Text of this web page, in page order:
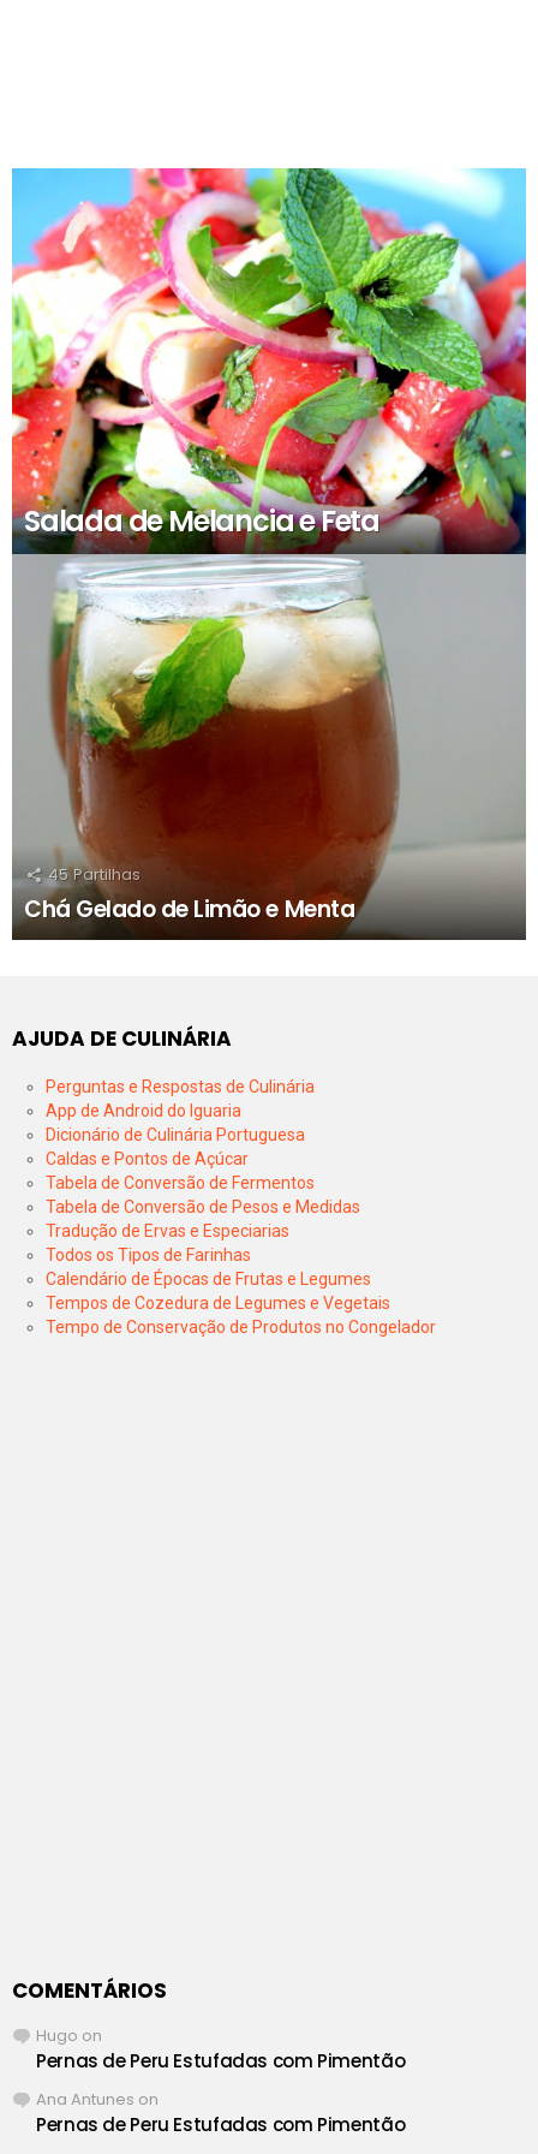
RECOMENDADOS
Salada de Melancia e Feta
45 Partilhas
Chá Gelado de Limão e Menta
AJUDA DE CULINÁRIA
Perguntas e Respostas de Culinária
App de Android do Iguaria
Dicionário de Culinária Portuguesa
Caldas e Pontos de Açúcar
Tabela de Conversão de Fermentos
Tabela de Conversão de Pesos e Medidas
Tradução de Ervas e Especiarias
Todos os Tipos de Farinhas
Calendário de Épocas de Frutas e Legumes
Tempos de Cozedura de Legumes e Vegetais
Tempo de Conservação de Produtos no Congelador
COMENTÁRIOS
Hugo on
Pernas de Peru Estufadas com Pimentão
Ana Antunes on
Pernas de Peru Estufadas com Pimentão